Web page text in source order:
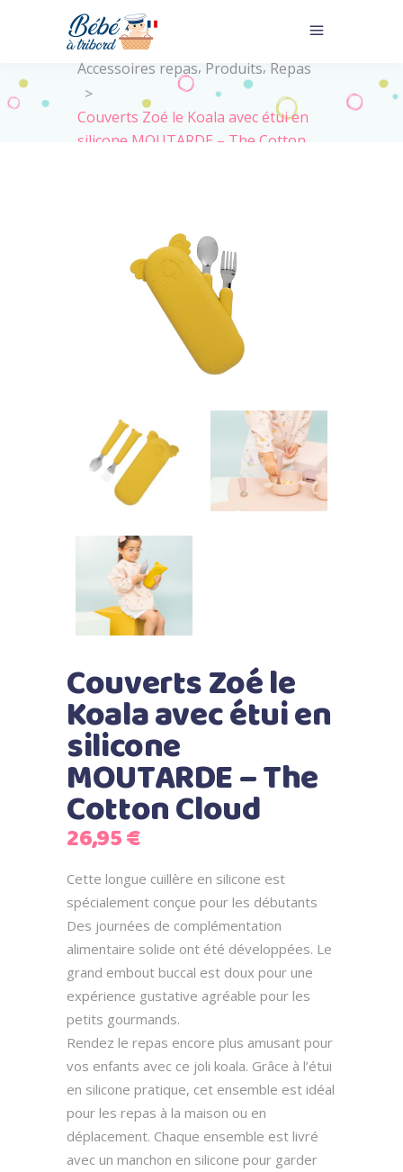
Home>Nos produits
Accessoires repas, Produits, Repas
>
Couverts Zoé le Koala avec étui en
silicone MOUTARDE – The Cotton
Couverts Zoé le
Koala avec étui en
silicone
MOUTARDE – The
Cotton Cloud
26,95€
Cette longue cuillère en silicone est
spécialement conçue pour les débutants
Des journées de complémentation
alimentaire solide ont été développées. Le
grand embout buccal est doux pour une
expérience gustative agréable pour les
petits gourmands.
Rendez le repas encore plus amusant pour
vos enfants avec ce joli koala. Grâce à l’étui
en silicone pratique, cet ensemble est idéal
pour les repas à la maison ou en
déplacement. Chaque ensemble est livré
avec un manchon en silicone pour garder